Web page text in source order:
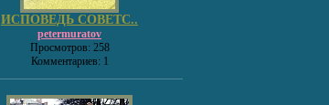
ИСПОВЕДЬ СОВЕТС..
petermuratov
Просмотров: 258
Комментариев: 1